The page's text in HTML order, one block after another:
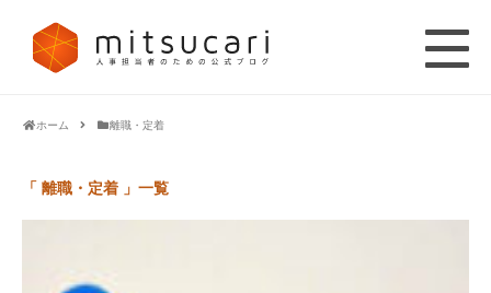
ホーム 離職・定着
「 離職・定着 」一覧